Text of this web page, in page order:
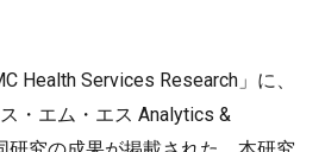
Health Services Research」に、
・エム・エス Analytics &